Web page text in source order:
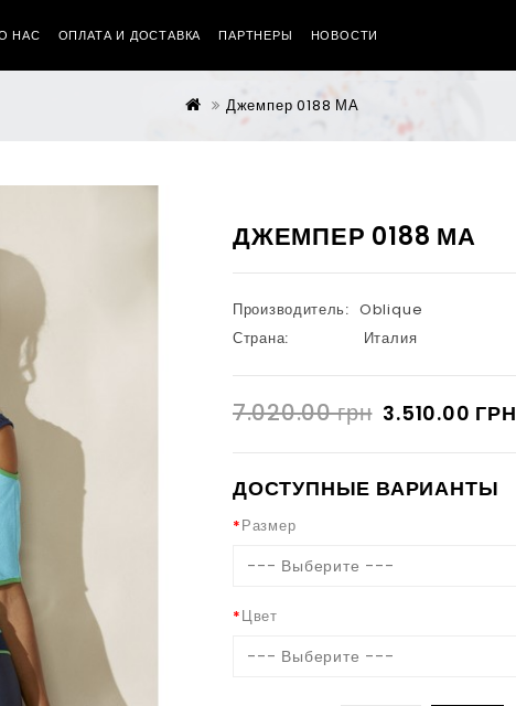
НАС ОПЛАТА И ДОСТАВКА ПАРТНЕРЫ НОВОСТИ
Джемпер 0188 МА
ДЖЕМПЕР 0188 МА
Производитель: Oblique
Страна:
Италия
7.020.00 грн 3.510.00 ГРН
ДОСТУПНЫЕ ВАРИАНТЫ
Размер
--- Выберите ---
Цвет
--- Выберите ---